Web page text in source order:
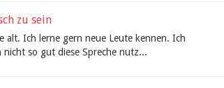
zu sein
alt. Ich lerne gern neue Leute kennen. Ich
nicht so gut diese Spreche nutz...